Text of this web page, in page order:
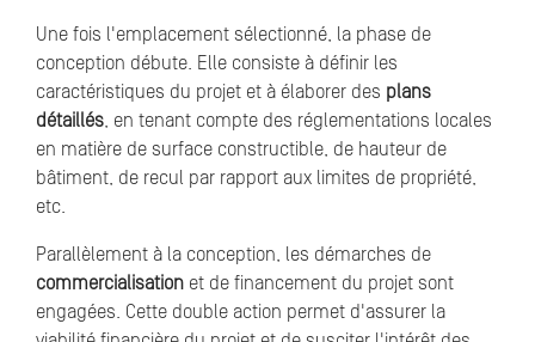
Une fois l'emplacement sélectionné, la phase de
conception débute. Elle consiste à définir les
caractéristiques du projet et à élaborer des plans
détaillés, en tenant compte des réglementations locales
en matière de surface constructible, de hauteur de
bâtiment, de recul par rapport aux limites de propriété,
etc.
Parallèlement à la conception, les démarches de
commercialisation et de financement du projet sont
engagées. Cette double action permet d'assurer la